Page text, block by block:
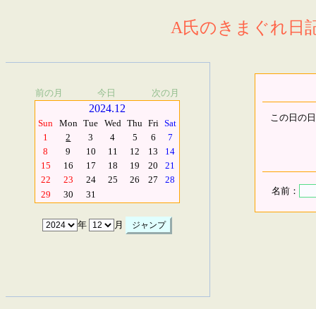
A氏のきまぐれ日
前の月 今日 次の月
2024.12
Sun Mon Tue Wed Thu Fri Sat
1
2 3 4 5 6
7
8
9 10 11 12 13
14
15
16 17 18 19 20
21
22
23 24 25 26 27
28
29
30 31
年 月
この日の
名前：